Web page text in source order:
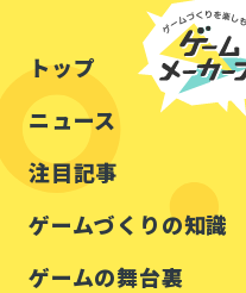
トップ
ニュース
注目記事
ゲームづくりの知識
ゲームの舞台裏